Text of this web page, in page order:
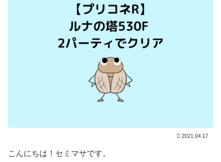
2021.04.17
こんにちは！セミマサです。